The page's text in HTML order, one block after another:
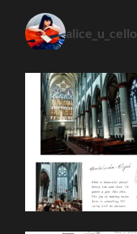
alice_u_cello